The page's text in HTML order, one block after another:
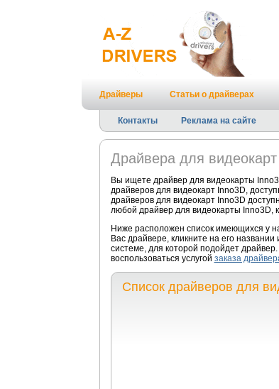
Драйверы Статьи о драйверах
Контакты Реклама на сайте
Драйвера для
Вы ищете драйвер для видеокарты
драйверов для видеокарт Inno3D,
драйверов для видеокарт Inno3D
любой драйвер для видеокарты Inno3D,
Ниже расположен список имеющихся у
Вас драйвере, кликните на его
системе, для которой подойдет
воспользоваться услугой заказа
Список драйверов для